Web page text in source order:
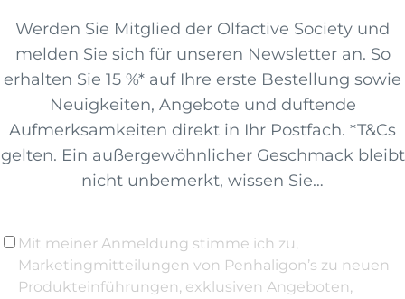
Werden Sie Mitglied der Olfactive Society und
melden Sie sich für unseren Newsletter an. So
erhalten Sie 15 %* auf Ihre erste Bestellung sowie
Neuigkeiten, Angebote und duftende
Aufmerksamkeiten direkt in Ihr Postfach. *T&Cs
gelten. Ein außergewöhnlicher Geschmack bleibt
nicht unbemerkt, wissen Sie…
Mit meiner Anmeldung stimme ich zu,
Marketingmitteilungen von Penhaligon’s zu neuen
Produkteinführungen, exklusiven Angeboten,